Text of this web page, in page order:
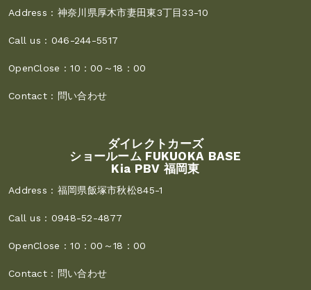
Address : 神奈川県厚木市妻田東3丁目33-10
Call us : 046-244-5517
OpenClose :10：00～18：00
Contact : 問い合わせ
ダイレクトカーズ
ショールーム FUKUOKA BASE
Kia PBV 福岡東
Address : 福岡県飯塚市秋松845-1
Call us : 0948-52-4877
OpenClose :10：00～18：00
Contact : 問い合わせ